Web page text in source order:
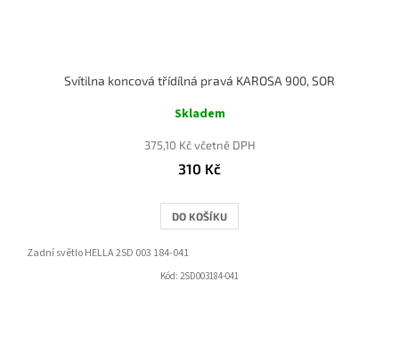
Svítilna koncová třídílná pravá KAROSA 900, SOR
Skladem
375,10 Kč včetně DPH
310 Kč
DO KOŠÍKU
Zadní světlo HELLA 2SD 003 184-041
Kód: 2SD003184-041